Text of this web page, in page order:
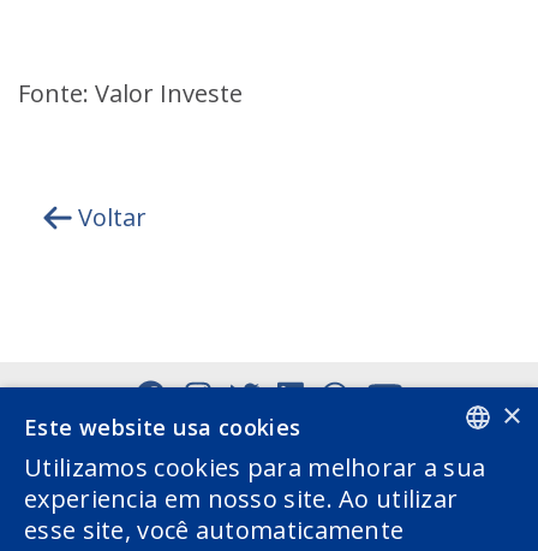
Fonte: Valor Investe
Voltar
PORTUGUESE
ENGLISH
×
Este website usa cookies
Utilizamos cookies para melhorar a sua
experiencia em nosso site. Ao utilizar
esse site, você automaticamente